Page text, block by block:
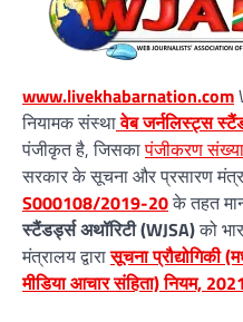
www.livekhabarnation.com
नियामक संस्थावेब जर्नलिस्ट्स
पंजीकृत है, जिसकापंजीकरण संख्या
सरकार के सूचना और प्रसारण
S000108/2019-20के तहत
स्टैंडर्ड्स अथॉरिटी (WJSA)को
मंत्रालय द्वारासूचना प्रौद्योगिकी
मीडिया आचार संहिता) नियम, 2021